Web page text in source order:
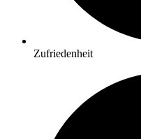
Zufriedenheit